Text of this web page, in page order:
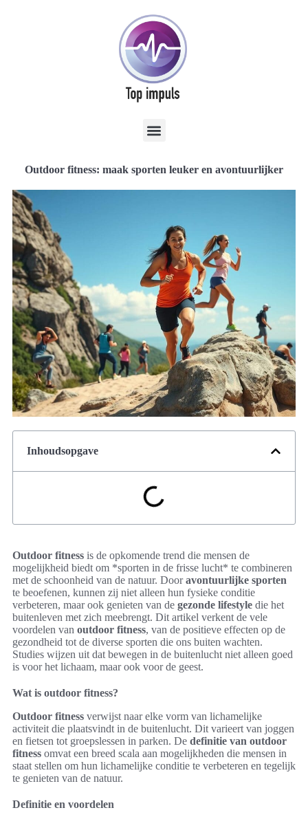
Outdoor fitness: maak sporten leuker en avontuurlijker
Inhoudsopgave
Outdoor fitness is de opkomende trend die mensen de
mogelijkheid biedt om *sporten in de frisse lucht* te combineren
met de schoonheid van de natuur. Dooravontuurlijke sporten
te beoefenen, kunnen zij niet alleen hun fysieke conditie
verbeteren, maar ook genieten van de gezonde lifestyle die het
buitenleven met zich meebrengt. Dit artikel verkent de vele
voordelen van outdoor fitness, van de positieve effecten op de
gezondheid tot de diverse sporten die ons buiten wachten.
Studies wijzen uit dat bewegen in de buitenlucht niet alleen goed
is voor het lichaam, maar ook voor de geest.
Wat is outdoor fitness?
Outdoor fitness verwijst naar elke vorm van lichamelijke
activiteit die plaatsvindt in de buitenlucht. Dit varieert van joggen
en fietsen tot groepslessen in parken. De definitie van outdoor
fitness omvat een breed scala aan mogelijkheden die mensen in
staat stellen om hun lichamelijke conditie te verbeteren en tegelijk
te genieten van de natuur.
Definitie en voordelen